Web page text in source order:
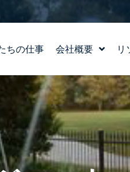
ポート
ちの仕事 会社概要
ストーリー
私たちの価値観
チーム紹介
採用情報
リ